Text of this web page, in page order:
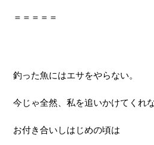
＝＝＝＝＝
釣った魚にはエサをやらない。
今じゃ全然、私を追いかけてくれ
お付き合いしはじめの頃は